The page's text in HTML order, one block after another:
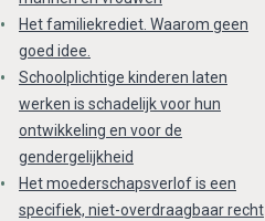
Het familiekrediet. Waarom geen
goed idee.
Schoolplichtige kinderen laten
werken is schadelijk voor hun
ontwikkeling en voor de
gendergelijkheid
Het moederschapsverlof is een
specifiek, niet-overdraagbaar recht